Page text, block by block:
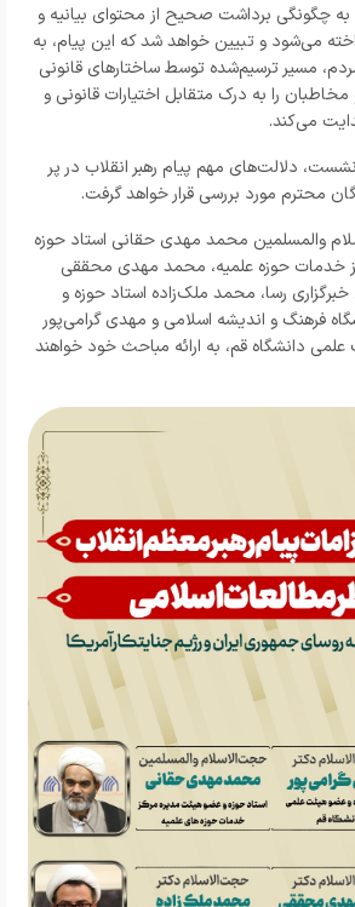
چگونگی برداشت صحیح از محتوای بیانیه و
می‌شود و تبیین خواهد شد که این پیام، به
مسیر ترسیم‌شده توسط ساختارهای قانونی
را به درک متقابل اختیارات قانونی و
می‌کند.
دلالت‌های مهم پیام رهبر انقلاب در پر
محترم مورد بررسی قرار خواهد گرفت.
والمسلمین محمد مهدی حقانی استاد حوزه
خدمات حوزه علمیه، محمد مهدی محققی
رسا، محمد ملک‌زاده استاد حوزه و
فرهنگ و اندیشه اسلامی و مهدی گرامی‌پور
دانشگاه قم، به ارائه مباحث خود خواهند